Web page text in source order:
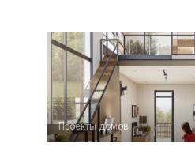
Проекты домов